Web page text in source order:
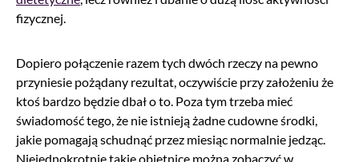
fizycznej.
Dopiero połączenie razem tych dwóch rzeczy na pewno
przyniesie pożądany rezultat, oczywiście przy założeniu że
ktoś bardzo będzie dbał o to. Poza tym trzeba mieć
świadomość tego, że nie istnieją żadne cudowne środki,
jakie pomagają schudnąć przez miesiąc normalnie jedząc.
Niejednokrotnie takie obietnice można zobaczyć w